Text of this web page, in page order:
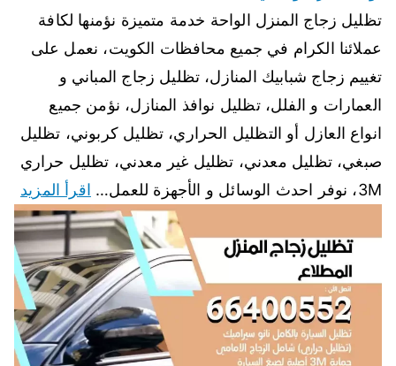
تظليل زجاج المنزل الواحة خدمة متميزة نؤمنها لكافة
عملائنا الكرام في جميع محافظات الكويت، نعمل على
تغييم زجاج شبابيك المنازل، تظليل زجاج المباني و
العمارات و الفلل، تظليل نوافذ المنازل، نؤمن جميع
انواع العازل أو التظليل الحراري، تظليل كربوني، تظليل
صبغي، تظليل معدني، تظليل غير معدني، تظليل حراري
3M، نوفر احدث الوسائل و الأجهزة للعمل…
اقرأ المزيد